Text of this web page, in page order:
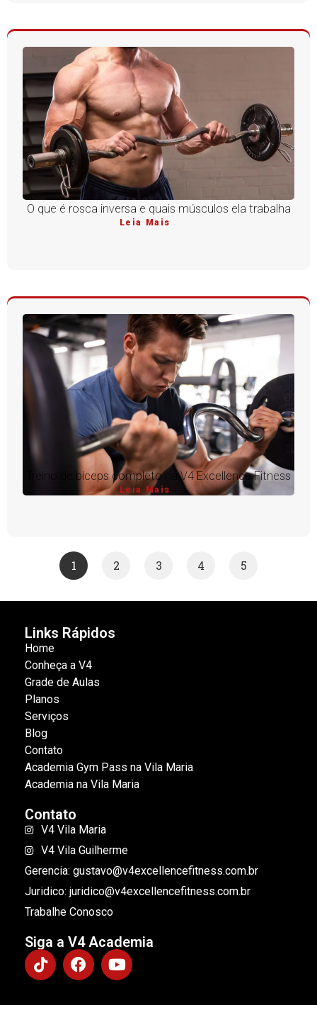
O que é rosca inversa e quais músculos ela trabalha
Leia Mais
Treino de bíceps completo na V4 Excellence Fitness
Leia Mais
1 2 3 4 5
Links Rápidos
Home
Conheça a V4
Grade de Aulas
Planos
Serviços
Blog
Contato
Academia Gym Pass na Vila Maria
Academia na Vila Maria
Contato
V4 Vila Maria
V4 Vila Guilherme
Gerencia: gustavo@v4excellencefitness.com.br
Juridico: juridico@v4excellencefitness.com.br
Trabalhe Conosco
Siga a V4 Academia